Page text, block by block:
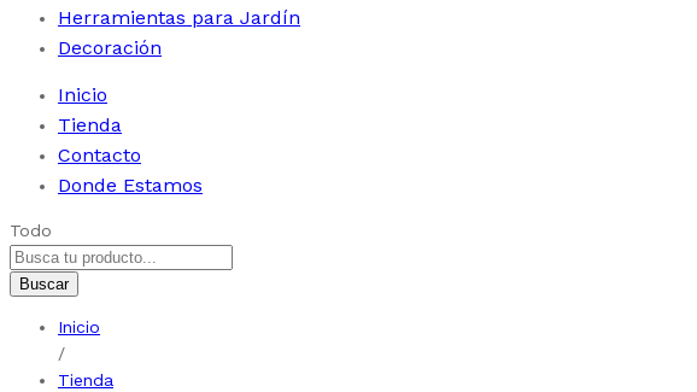
Herramientas para Jardín
Decoración
Inicio
Tienda
Contacto
Donde Estamos
Todo
Buscar
Inicio
/
Tienda